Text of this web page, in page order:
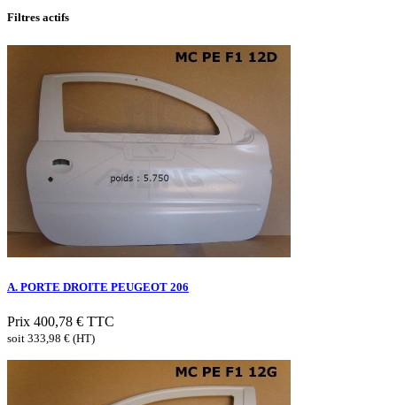
Filtres actifs
A. PORTE DROITE PEUGEOT 206
Prix 400,78 € TTC
soit 333,98 € (HT)